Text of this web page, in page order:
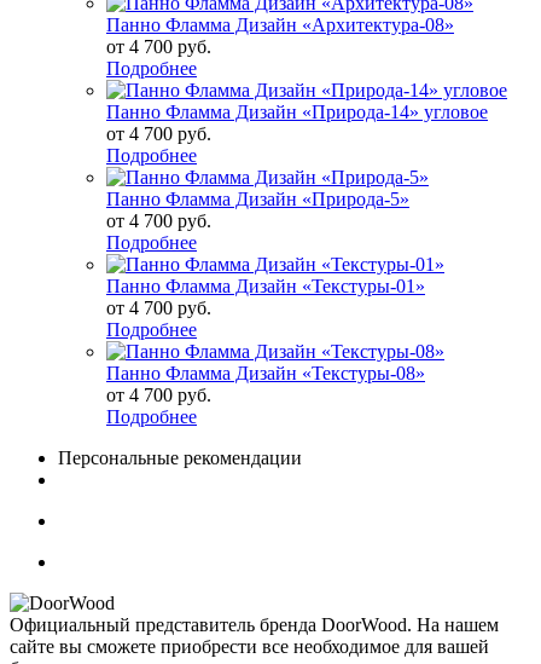
Панно Фламма Дизайн «Архитектура-08»
от 4 700 руб.
Подробнее
Панно Фламма Дизайн «Природа-14» угловое
от 4 700 руб.
Подробнее
Панно Фламма Дизайн «Природа-5»
от 4 700 руб.
Подробнее
Панно Фламма Дизайн «Текстуры-01»
от 4 700 руб.
Подробнее
Панно Фламма Дизайн «Текстуры-08»
от 4 700 руб.
Подробнее
Персональные рекомендации
Официальный представитель бренда DoorWood. На нашем
сайте вы сможете приобрести все необходимое для вашей